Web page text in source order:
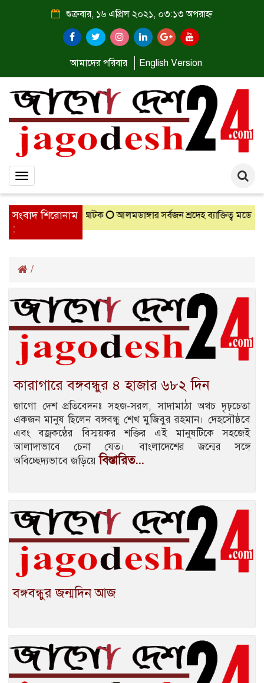
শুক্রবার, ১৬ এপ্রিল ২০২১, ০৩:১৩ অপরাহ্ন
আমাদের পরিবার English Version
Toggle
navigation
সংবাদ শিরোনাম
:
কেজি গাঁজাসহ দুইজন আটক আলমডাঙ্গার সর্বজন শ্রদেহ ব‍্যাক্তিত্ব মডেল
/
কারাগারে বঙ্গবন্ধুর ৪ হাজার ৬৮২ দিন
জাগো দেশ প্রতিবেদনঃ সহজ-সরল, সাদামাঠা অথচ দৃঢ়চেতা
একজন মানুষ ছিলেন বঙ্গবন্ধু শেখ মুজিবুর রহমান। দেহসৌষ্ঠবে
এবং বজ্রকণ্ঠের বিস্ময়কর শক্তির এই মানুষটিকে সহজেই
আলাদাভাবে চেনা যেত। বাংলাদেশের জন্মের সঙ্গে
অবিচ্ছেদ্যভাবে জড়িয়েবিস্তারিত...
বঙ্গবন্ধুর জন্মদিন আজ